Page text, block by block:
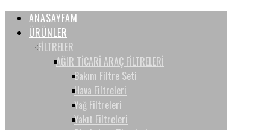
ANASAYFAM
ÜRÜNLER
FİLTRELER
AĞIR TİCARİ ARAÇ FİLTRELERİ
Bakım Filtre Seti
Hava Filtreleri
Yağ Filtreleri
Yakıt Filtreleri